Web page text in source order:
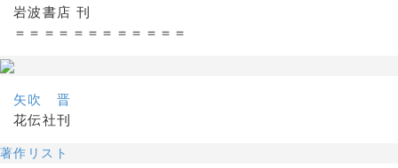
岩波書店 刊
＝＝＝＝＝＝＝＝＝＝＝＝
矢吹 晋
花伝社刊
著作リスト